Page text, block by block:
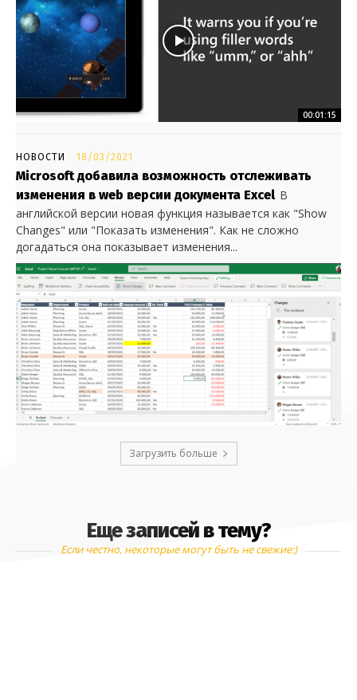
00:01:15
НОВОСТИ 18/03/2021
Microsoft добавила возможность отслеживать
изменения в web версии документа Excel В
английской версии новая функция называется как "Show
Changes" или "Показать изменения". Как не сложно
догадаться она показывает изменения...
Загрузить больше
Еще записей в тему?
Если честно, некоторые могут быть не свежие:)